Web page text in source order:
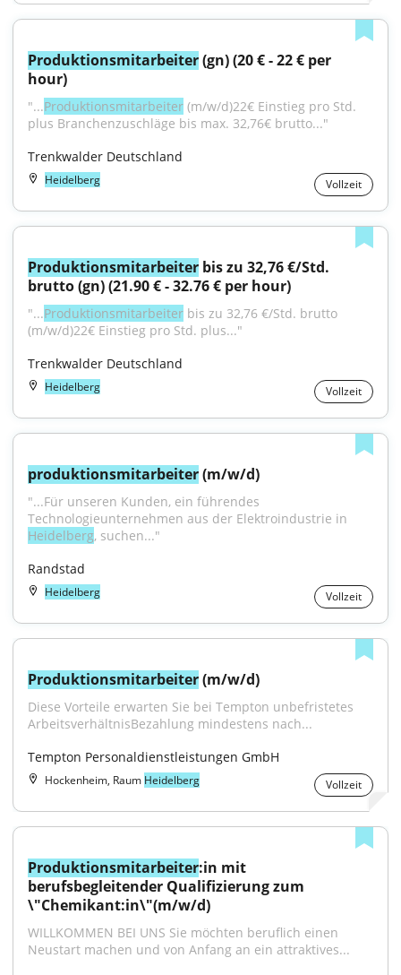
Produktionsmitarbeiter (gn) (20 € - 22 € per
hour)
"...Produktionsmitarbeiter (m/w/d)22€ Einstieg pro Std.
plus Branchenzuschläge bis max. 32,76€ brutto..."
Trenkwalder Deutschland
Heidelberg Vollzeit
Produktionsmitarbeiter bis zu 32,76 €/Std.
brutto (gn) (21.90 € - 32.76 € per hour)
"...Produktionsmitarbeiter bis zu 32,76 €/Std. brutto
(m/w/d)22€ Einstieg pro Std. plus..."
Trenkwalder Deutschland
Heidelberg Vollzeit
produktionsmitarbeiter (m/w/d)
"...Für unseren Kunden, ein führendes
Heidelberg, suchen..."
Randstad
Heidelberg Vollzeit
Produktionsmitarbeiter (m/w/d)
Diese Vorteile erwarten Sie bei Tempton unbefristetes
ArbeitsverhältnisBezahlung mindestens nach...
Tempton Personaldienstleistungen GmbH
Hockenheim, Raum Heidelberg Vollzeit
Produktionsmitarbeiter:in mit
berufsbegleitender Qualifizierung zum
\"Chemikant:in\"(m/w/d)
WILLKOMMEN BEI UNS Sie möchten beruflich einen
Neustart machen und von Anfang an ein attraktives...